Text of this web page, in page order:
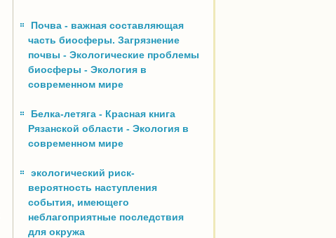
Почва - важная составляющая
часть биосферы. Загрязнение
почвы - Экологические проблемы
биосферы - Экология в
современном мире
Белка-летяга - Красная книга
Рязанской области - Экология в
современном мире
экологический риск-
вероятность наступления
события, имеющего
неблагоприятные последствия
для окружа